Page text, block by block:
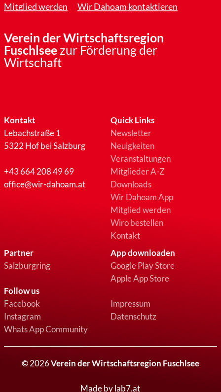
Mitglied werden Wir Dahoam kontaktieren
Verein der Wirtschaftsregion
Fuschlseezur Förderung der
Wirtschaft
Kontakt
Lebachstraße 1
5322 Hof bei Salzburg
+43 664 208 49 69
office@wir-dahoam.at
Quick Links
Newsletter
Neuigkeiten
Veranstaltungen
Mitglieder A-Z
Downloads
Wir Dahoam App
Mitglied werden
Wiro bestellen
Kontakt
Partner
Salzburgring
Follow us
Facebook
Instagram
Whats App Community
App downloaden
Google Play Store
Apple App Store
Impressum
Datenschutz
©2026Verein der Wirtschaftsregion Fuschlsee
Made by lab7.at